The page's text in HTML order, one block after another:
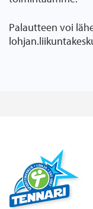
Palautteen voi